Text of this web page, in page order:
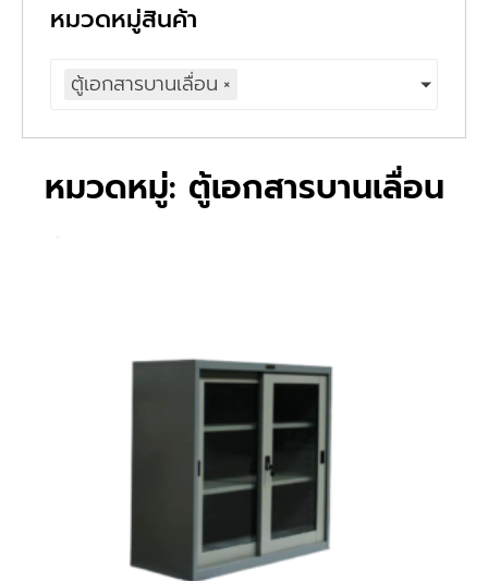
หมวดหมู่สินค้า
ตู้เอกสารบานเลื่อน ×
หมวดหมู่: ตู้เอกสารบานเลื่อน